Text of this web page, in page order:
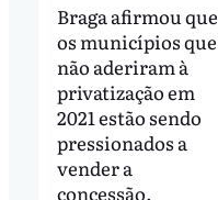
Braga afirmou que
os municípios que
não aderiram à
privatização em
2021 estão sendo
pressionados a
vender a
concessão.